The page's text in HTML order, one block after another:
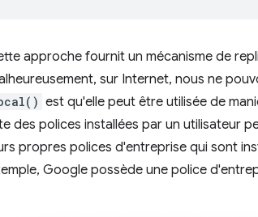
approche fournit un mécanisme de
sur Internet, nous ne
est qu'elle peut être utilisée de
des polices installées par un utilisateur
propres polices d'entreprise qui sont
Google possède une police